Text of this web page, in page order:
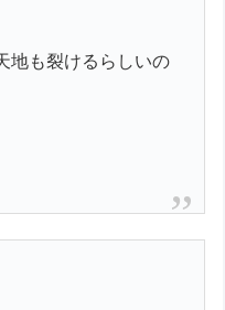
地も裂けるらしいの